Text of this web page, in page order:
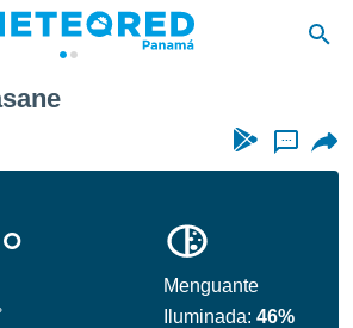
...
Menguante
Iluminada:46%